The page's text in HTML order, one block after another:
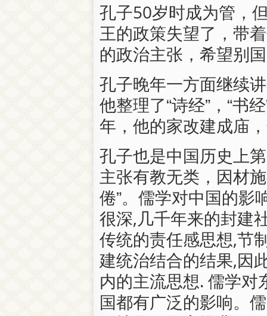
孔子50岁时成为管，
王的政策失望了，带
的政治主张，希望别
孔子晚年一方面继续
他整理了“诗经”，“书
年，他的家改建成庙
孔子也是中国历史上
主张有教无类，因材
倦”。儒学对中国的影
很深,几千年来的封建
传统的责任感思想,节
建统治结合的结果,因
内的主流思想. 儒学
国都有广泛的影响。